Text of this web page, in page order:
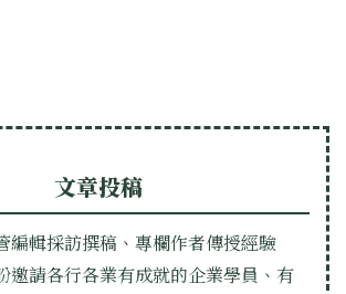
文章投稿
編輯採訪撰稿、專欄作者傳授經驗
邀請各行各業有成就的企業學員、有